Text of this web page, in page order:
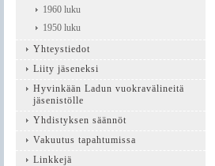
1960 luku
1950 luku
Yhteystiedot
Liity jäseneksi
Hyvinkään Ladun vuokravälineitä
jäsenistölle
Yhdistyksen säännöt
Vakuutus tapahtumissa
Linkkejä